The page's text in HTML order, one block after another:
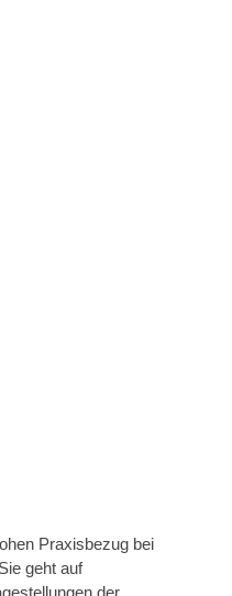
Praxisbezug bei
geht auf
der